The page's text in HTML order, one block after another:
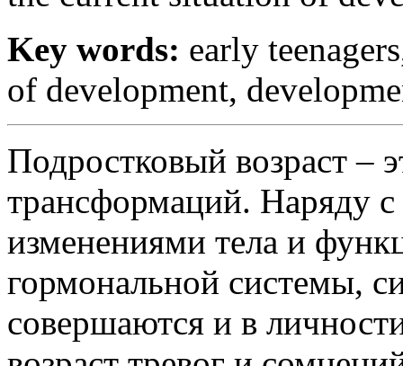
Key words: early
of development,
Подростковый возраст –
трансформаций. Наряду
изменениями тела и
гормональной системы,
совершаются и в